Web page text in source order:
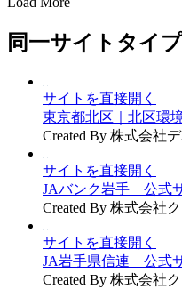
同一サイトタイプ
サイトを直接開く
東京都北区｜北区環
Created By 株式会社
サイトを直接開く
JAバンク岩手 公式
Created By 株式会社
サイトを直接開く
JA岩手県信連 公式
Created By 株式会社